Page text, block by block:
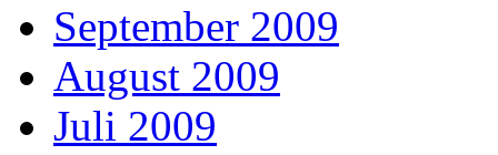
September 2009
August 2009
Juli 2009